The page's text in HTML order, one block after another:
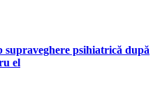
psihiatrică după
el